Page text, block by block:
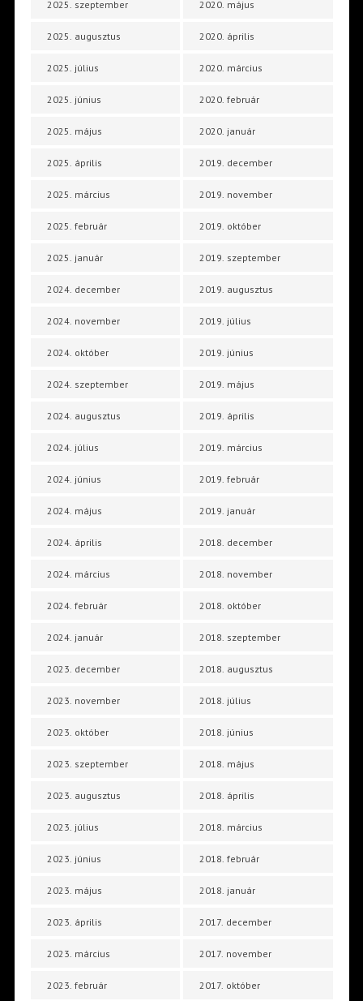
2025. szeptember
2025. augusztus
2025. július
2025. június
2025. május
2025. április
2025. március
2025. február
2025. január
2024. december
2024. november
2024. október
2024. szeptember
2024. augusztus
2024. július
2024. június
2024. május
2024. április
2024. március
2024. február
2024. január
2023. december
2023. november
2023. október
2023. szeptember
2023. augusztus
2023. július
2023. június
2023. május
2023. április
2023. március
2023. február
2020. május
2020. április
2020. március
2020. február
2020. január
2019. december
2019. november
2019. október
2019. szeptember
2019. augusztus
2019. július
2019. június
2019. május
2019. április
2019. március
2019. február
2019. január
2018. december
2018. november
2018. október
2018. szeptember
2018. augusztus
2018. július
2018. június
2018. május
2018. április
2018. március
2018. február
2018. január
2017. december
2017. november
2017. október